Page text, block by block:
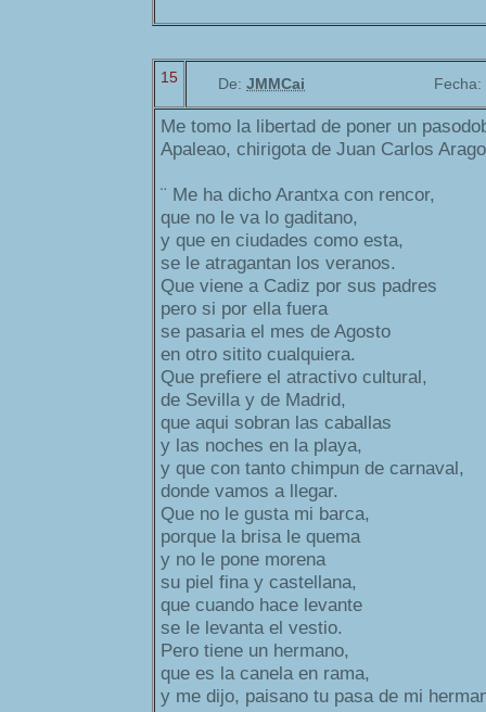
15 De: JMMCai Fecha:
Me tomo la libertad de poner un
Apaleao, chirigota de Juan Carlos
¨ Me ha dicho Arantxa con rencor,
que no le va lo gaditano,
y que en ciudades como esta,
se le atragantan los veranos.
Que viene a Cadiz por sus padres
pero si por ella fuera
se pasaria el mes de Agosto
en otro sitito cualquiera.
Que prefiere el atractivo cultural,
de Sevilla y de Madrid,
que aqui sobran las caballas
y las noches en la playa,
y que con tanto chimpun de carnaval,
donde vamos a llegar.
Que no le gusta mi barca,
porque la brisa le quema
y no le pone morena
su piel fina y castellana,
que cuando hace levante
se le levanta el vestio.
Pero tiene un hermano,
que es la canela en rama,
y me dijo, paisano tu pasa de mi